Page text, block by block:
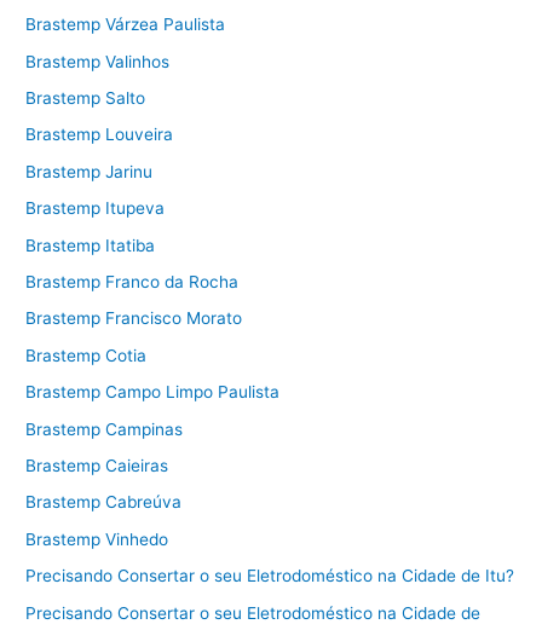
Brastemp Várzea Paulista
Brastemp Valinhos
Brastemp Salto
Brastemp Louveira
Brastemp Jarinu
Brastemp Itupeva
Brastemp Itatiba
Brastemp Franco da Rocha
Brastemp Francisco Morato
Brastemp Cotia
Brastemp Campo Limpo Paulista
Brastemp Campinas
Brastemp Caieiras
Brastemp Cabreúva
Brastemp Vinhedo
Precisando Consertar o seu Eletrodoméstico na Cidade de Itu?
Precisando Consertar o seu Eletrodoméstico na Cidade de